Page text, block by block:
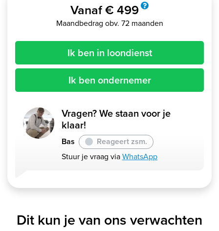
Vanaf € 499
Maandbedrag obv. 72 maanden
Ik ben in loondienst
Ik ben ondernemer
Vragen? We staan voor je
klaar!
Bas
Reageert zsm.
Stuur je vraag viaWhatsApp
Dit kun je van ons verwachten